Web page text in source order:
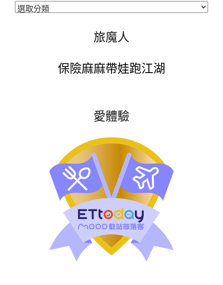
分
旅魔人
保險麻麻帶娃跑江湖
愛體驗